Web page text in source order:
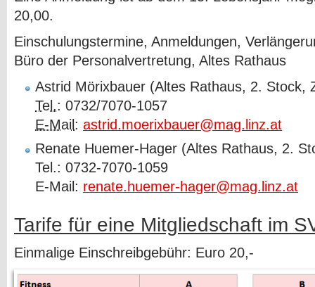
20,00.
Einschulungstermine, Anmeldungen,
Büro der Personalvertretung, Altes Rathaus
Astrid Mörixbauer (Altes Rathaus, 2. Stock,
Tel.: 0732/7070-1057
E-Mail : astrid.moerixbauer@mag.linz.at
Renate Huemer-Hager (Altes Rathaus, 2.
Tel.: 0732-7070-1059
E-Mail: renate.huemer-hager@mag.linz.at
Tarife für eine Mitgliedschaft im
Einmalige Einschreibgebühr: Euro 20,-